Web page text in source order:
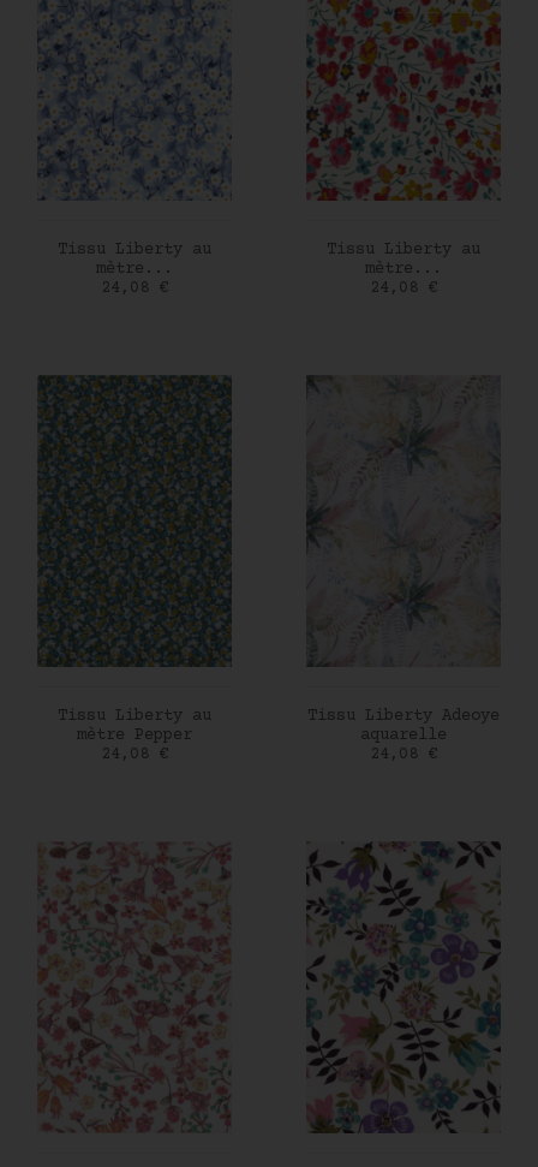
AJOUTER AU PANIER
Tissu Liberty au
mètre...
Prix
24,08 €
AJOUTER AU PANIER
Tissu Liberty au
mètre...
Prix
24,08 €
AJOUTER AU PANIER
Tissu Liberty au
mètre Pepper
Prix
24,08 €
AJOUTER AU PANIER
Tissu Liberty Adeoye
aquarelle
Prix
24,08 €